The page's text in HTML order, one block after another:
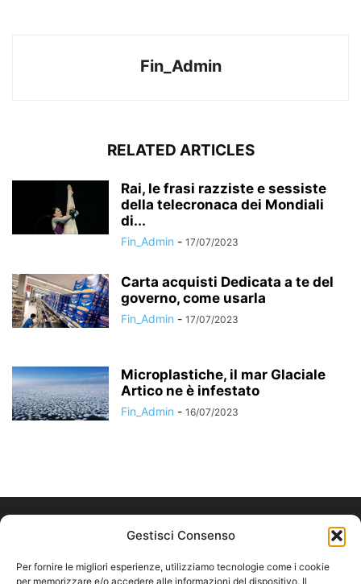
Gestisci Consenso
Per fornire le migliori esperienze, utilizziamo tecnologie come i cookie
per memorizzare e/o accedere alle informazioni del dispositivo. Il
Fin_Admin
RELATED ARTICLES
Rai, le frasi razziste e sessiste
della telecronaca dei Mondiali
di...
Fin_Admin - 17/07/2023
Carta acquisti Dedicata a te del
governo, come usarla
Fin_Admin - 17/07/2023
Microplastiche, il mar Glaciale
Artico ne è infestato
Fin_Admin - 16/07/2023